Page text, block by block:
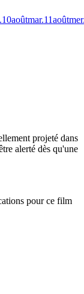
10aoûtmar.11août
projeté dans
alerté dès qu'une
pour ce film